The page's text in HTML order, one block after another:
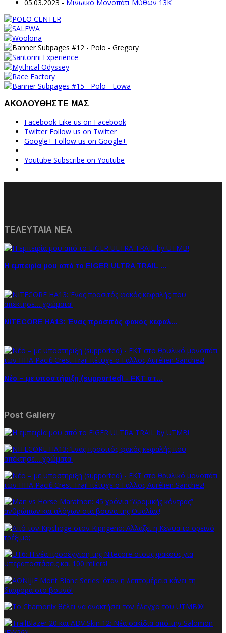
05.03.2023 - Μινωικό Μονοπάτι Μύθων 13Κ
ΑΚΟΛΟΥΘΗΣΤΕ ΜΑΣ
Facebook Like us on Facebook
Twitter Follow us on Twitter
Google+ Follow us on Google+
Youtube Subscribe on Youtube
ΤΕΛΕΥΤΑΙΑ NEA
Η εμπειρία μου από το EIGER ULTRA TRAIL …
NITECORE HA13: Ένας προσιτός φακός κεφαλ…
Νέο – με υποστήριξη (supported) - FKT στ…
Post Gallery